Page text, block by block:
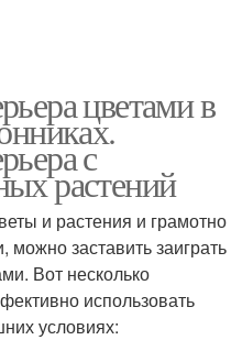
цветами в
с
растений
и растения и грамотно
заставить заиграть
Вот несколько
использовать
условиях: